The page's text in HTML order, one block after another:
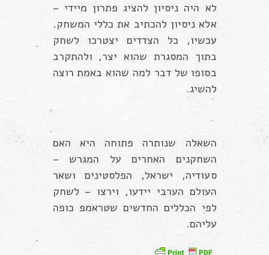
לא היה ניסיון להציג פתרון מיידי –
אלא ניסיון להכתיב את כללי המשחק.
עכשיו, כל הצדדים יצטרכו לשחק
בתוך המסגרת שהוא יצר, ולהתקרב
בסופו של דבר למה שהוא באמת רוצה
להשיג.
השאלה שנותרה פתוחה היא האם
השחקנים האחרים על המגרש –
סעודיה, ישראל, הפלסטינים ושאר
העולם הערבי יידעו, וירצו – לשחק
לפי הכללים החדשים שטראמפ כופה
עליהם.